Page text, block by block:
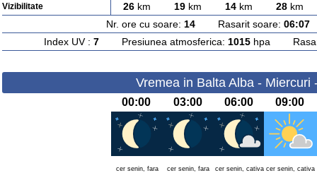
Vizibilitate 26km 19km 14km 28km
Nr. ore cu soare: 14Rasarit soare: 06:07
Index UV : 7Presiunea atmosferica: 1015hpa
Vremea in Balta Alba - Miercuri
00:00 03:00 06:00 09:00
cer senin, fara
cer senin, fara
cer senin, cativa cer senin, cativa